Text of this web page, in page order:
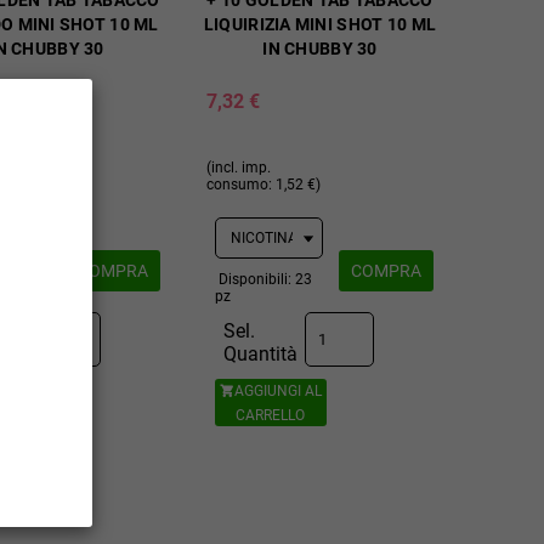
MINI SHOT 10 ML
CHUBBY 30
COMPRA
LIQUIRIZIA MINI SHOT 10 ML
IN CHUBBY 30
7,32 €
(incl. imp.
consumo: 1,52 €)
Disponibili: 23
pz
Sel.
Quantità
AGGIUNGI AL
CARRELLO
COMPRA